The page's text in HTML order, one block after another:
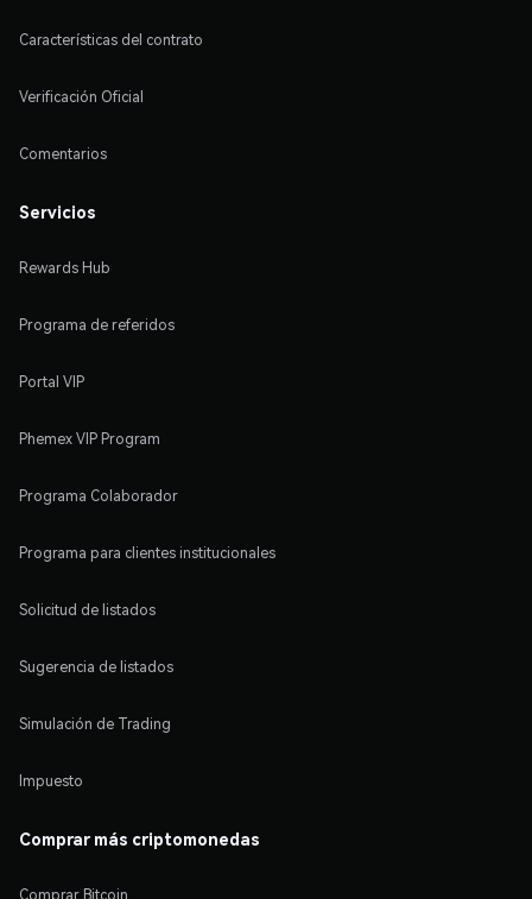
Características del contrato
Verificación Oficial
Comentarios
Servicios
Rewards Hub
Programa de referidos
Portal VIP
Phemex VIP Program
Programa Colaborador
Programa para clientes institucionales
Solicitud de listados
Sugerencia de listados
Simulación de Trading
Impuesto
Comprar más criptomonedas
Comprar Bitcoin